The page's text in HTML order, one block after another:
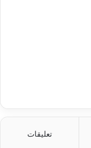
تعليقات